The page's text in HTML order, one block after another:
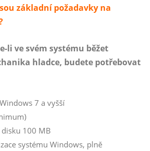
základní požadavky na
li ve svém systému běžet
hladce, budete potřebovat
7 a vyšší
100 MB
systému Windows, plně